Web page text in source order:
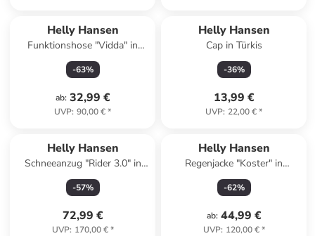
Helly Hansen
Funktionshose "Vidda" in
Khaki
-63%
ab: 32,99 €
UVP: 90,00 €*
Helly Hansen
Cap in Türkis
-36%
13,99 €
UVP: 22,00 €*
Helly Hansen
Schneeanzug "Rider 3.0" in
Blau/ Dunkelblau/ Orange
-57%
72,99 €
UVP: 170,00 €*
Helly Hansen
Regenjacke "Koster" in
Dunkelblau
-62%
ab: 44,99 €
UVP: 120,00 €*